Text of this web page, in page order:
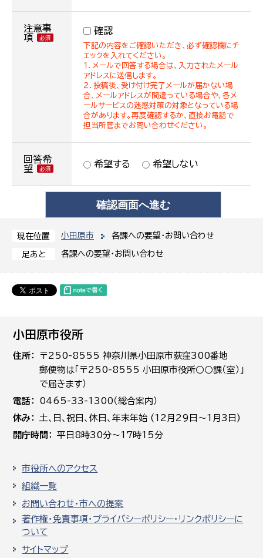
現在位置 小田原市 各課への要望・お問い合わせ
足あと 各課への要望・お問い合わせ
注意事
項
確認
下記の内容をご確認いただき、必ず確認欄にチ
ェックを入れてください。
１．メールで回答する場合は、入力されたメール
アドレスに送信します。
２．投稿後、受け付け完了メールが届かない場
合、メールアドレスが間違っている場合や、各メ
ールサービスの迷惑対策の対象となっている場
合があります。再度確認するか、直接お電話で
担当所管までお問い合わせください。
回答希
望
希望する 希望しない
小田原市役所
住所
〒250-8555 神奈川県小田原市荻窪300番地
郵便物は「〒250-8555 小田原市役所○○課（室）」
で届きます）
電話
0465-33-1300（総合案内）
休み
土､日､祝日、休日、年末年始 (12月29日～1月3日)
開庁時間
平日8時30分～17時15分
市役所へのアクセス
組織一覧
お問い合わせ・市への提案
著作権・免責事項・プライバシーポリシー・リンクポリシーに
ついて
サイトマップ